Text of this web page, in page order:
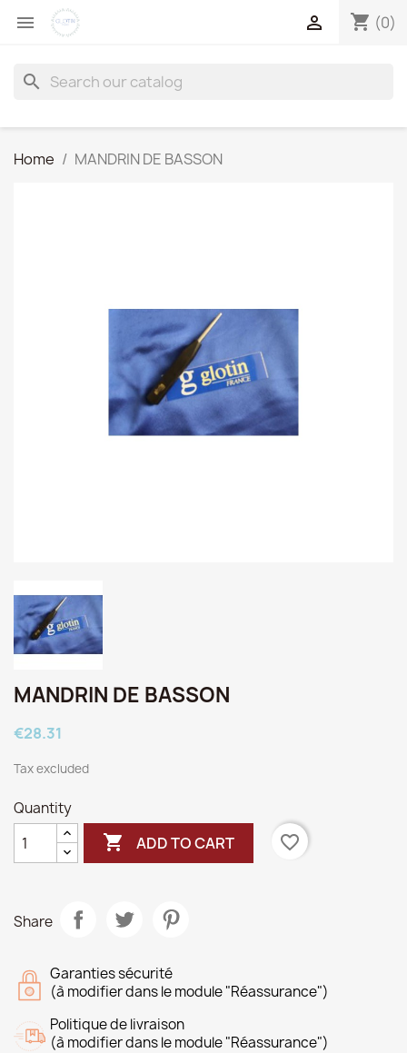
 shopping_cart (0)

search
Home MANDRIN DE BASSON
MANDRIN DE BASSON
€28.31
Tax excluded
Quantity
 ADD TO CART favorite_border
Share
Garanties sécurité
(à modifier dans le module "Réassurance")
Politique de livraison
(à modifier dans le module "Réassurance")